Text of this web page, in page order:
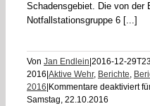
Schadensgebiet. Die von der
Notfallstationsgruppe 6 [...]
Von Jan Endlein 2016-12-
2016 Aktive Wehr, Berichte,
2016 Kommentare deaktiviert
Samstag, 22.10.2016